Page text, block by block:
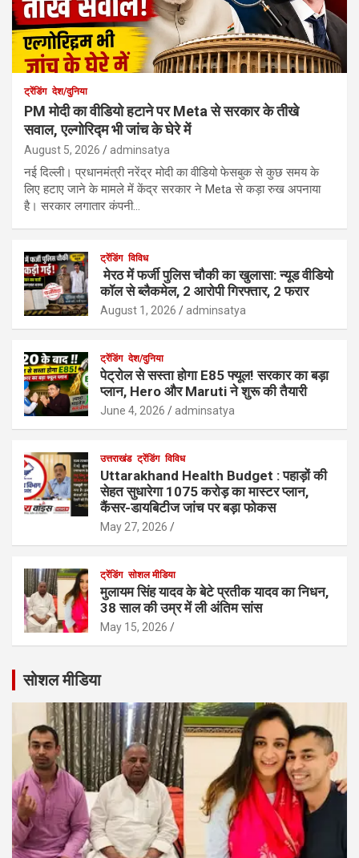
ट्रेंडिंग देश/दुनिया
PM मोदी का वीडियो हटाने पर Meta से सरकार के तीखे
सवाल, एल्गोरिद्म भी जांच के घेरे में
August 5, 2026 adminsatya
नई दिल्ली। प्रधानमंत्री नरेंद्र मोदी का वीडियो फेसबुक से कुछ समय के
लिए हटाए जाने के मामले में केंद्र सरकार ने Meta से कड़ा रुख अपनाया
है। सरकार लगातार कंपनी…
ट्रेंडिंग विविध
मेरठ में फर्जी पुलिस चौकी का खुलासा: न्यूड वीडियो
कॉल से ब्लैकमेल, 2 आरोपी गिरफ्तार, 2 फरार
August 1, 2026 adminsatya
ट्रेंडिंग देश/दुनिया
पेट्रोल से सस्ता होगा E85 फ्यूल! सरकार का बड़ा
प्लान, Hero और Maruti ने शुरू की तैयारी
June 4, 2026 adminsatya
उत्तराखंड ट्रेंडिंग विविध
Uttarakhand Health Budget : पहाड़ों की
सेहत सुधारेगा 1075 करोड़ का मास्टर प्लान,
कैंसर-डायबिटीज जांच पर बड़ा फोकस
May 27, 2026
ट्रेंडिंग सोशल मीडिया
मुलायम सिंह यादव के बेटे प्रतीक यादव का निधन,
38 साल की उम्र में ली अंतिम सांस
May 15, 2026
सोशल मीडिया